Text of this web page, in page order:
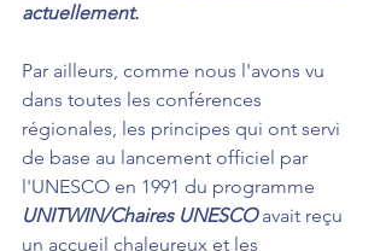
actuellement.
Par ailleurs, comme nous l'avons vu
dans toutes les conférences
régionales, les principes qui ont servi
de base au lancement officiel par
l'UNESCO en 1991 du programme
UNITWIN/Chaires UNESCO avait reçu
un accueil chaleureux et les